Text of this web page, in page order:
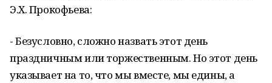
Э.Х. Прокофьева:
- Безусловно, сложно назвать этот день
праздничным или торжественным. Но этот день
указывает на то, что мы вместе, мы едины, а